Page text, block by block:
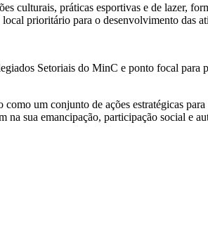
culturais, práticas esportivas e de lazer,
prioritário para o desenvolvimento das
Setoriais do MinC e ponto focal
um conjunto de ações estratégicas
na sua emancipação, participação social e